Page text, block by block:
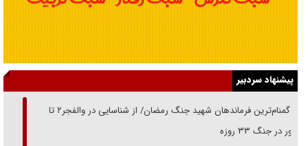
پیشنهاد سردبیر
از گمنام‌ترین فرماندهان شهید جنگ رمضان/ از شناسایی در والفجر۲ تا
حضور در جنگ ۳۳ روزه